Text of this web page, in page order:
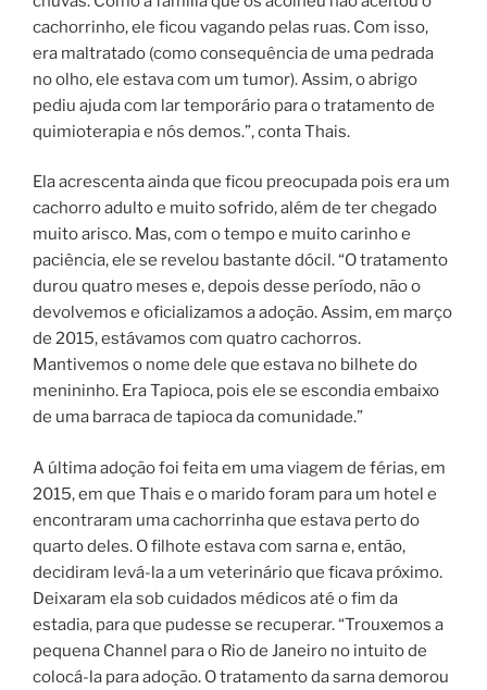
cachorrinho, ele ficou vagando pelas ruas. Com isso,
era maltratado (como consequência de uma pedrada
no olho, ele estava com um tumor). Assim, o abrigo
pediu ajuda com lar temporário para o tratamento de
quimioterapia e nós demos.”, conta Thais.
Ela acrescenta ainda que ficou preocupada pois era um
cachorro adulto e muito sofrido, além de ter chegado
muito arisco. Mas, com o tempo e muito carinho e
paciência, ele se revelou bastante dócil. “O tratamento
durou quatro meses e, depois desse período, não o
devolvemos e oficializamos a adoção. Assim, em março
de 2015, estávamos com quatro cachorros.
Mantivemos o nome dele que estava no bilhete do
menininho. Era Tapioca, pois ele se escondia embaixo
de uma barraca de tapioca da comunidade.”
A última adoção foi feita em uma viagem de férias, em
2015, em que Thais e o marido foram para um hotel e
encontraram uma cachorrinha que estava perto do
quarto deles. O filhote estava com sarna e, então,
decidiram levá-la a um veterinário que ficava próximo.
Deixaram ela sob cuidados médicos até o fim da
estadia, para que pudesse se recuperar. “Trouxemos a
pequena Channel para o Rio de Janeiro no intuito de
colocá-la para adoção. O tratamento da sarna demorou